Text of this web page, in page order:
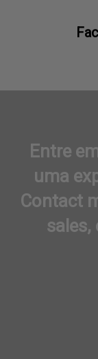
Entre
uma
Contact
sales,